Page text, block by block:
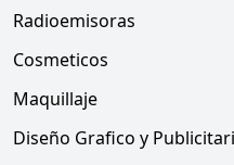
Radioemisoras
Cosmeticos
Maquillaje
Diseño Grafico y